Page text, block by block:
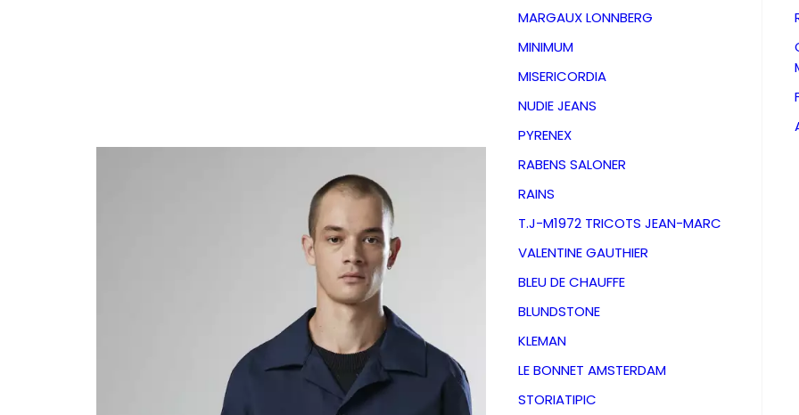
MARGAUX LONNBERG
MINIMUM
MISERICORDIA
NUDIE JEANS
PYRENEX
RABENS SALONER
RAINS
T.J-M1972 TRICOTS JEAN-MARC
VALENTINE GAUTHIER
BLEU DE CHAUFFE
BLUNDSTONE
KLEMAN
LE BONNET AMSTERDAM
STORIATIPIC
Veste
Navy
Veste surchemise
poitrine. Conçue avec